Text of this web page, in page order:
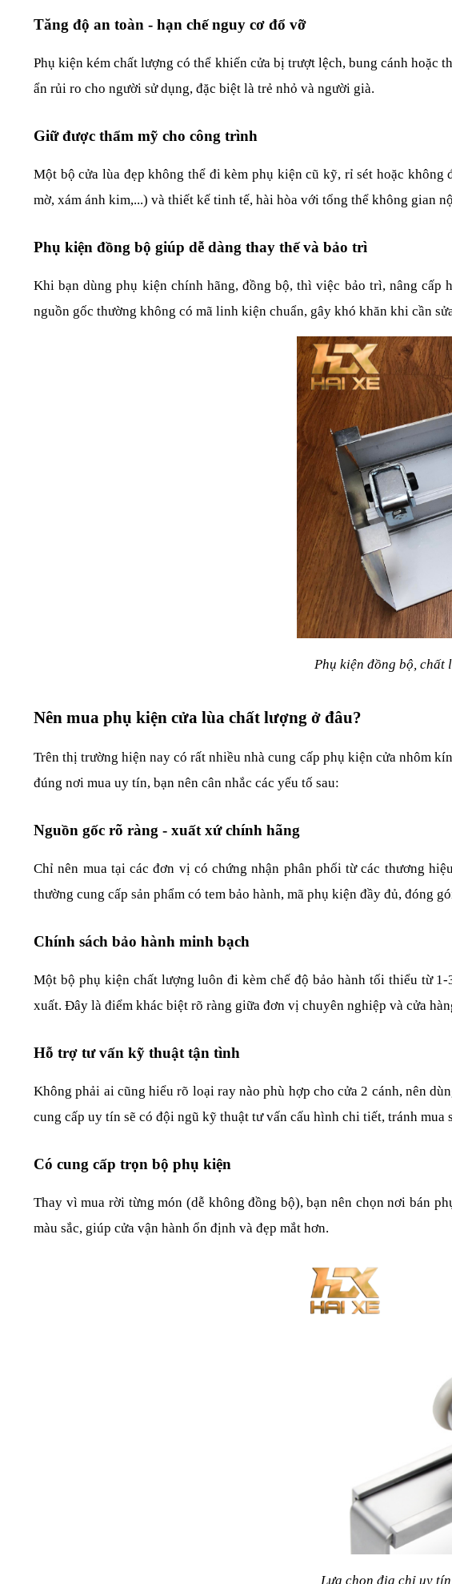
Tăng độ an toàn - hạn chế nguy cơ đổ vỡ
Phụ kiện kém chất lượng có thể khiến cửa bị trượt lệch, bung cánh hoặc
ẩn rủi ro cho người sử dụng, đặc biệt là trẻ nhỏ và người già.
Giữ được thẩm mỹ cho công trình
Một bộ cửa lùa đẹp không thể đi kèm phụ kiện cũ kỹ, rỉ sét hoặc không
mờ, xám ánh kim,...) và thiết kế tinh tế, hài hòa với tổng thể không gian
Phụ kiện đồng bộ giúp dễ dàng thay thế và bảo trì
Khi bạn dùng phụ kiện chính hãng, đồng bộ, thì việc bảo trì, nâng
nguồn gốc thường không có mã linh kiện chuẩn, gây khó khăn khi cần
Phụ kiện đồng bộ, chất
Nên mua phụ kiện cửa lùa chất lượng ở đâu?
Trên thị trường hiện nay có rất nhiều nhà cung cấp phụ kiện cửa nhôm
đúng nơi mua uy tín, bạn nên cân nhắc các yếu tố sau:
Nguồn gốc rõ ràng - xuất xứ chính hãng
Chỉ nên mua tại các đơn vị có chứng nhận phân phối từ các thương
thường cung cấp sản phẩm có tem bảo hành, mã phụ kiện đầy đủ, đóng
Chính sách bảo hành minh bạch
Một bộ phụ kiện chất lượng luôn đi kèm chế độ bảo hành tối thiểu từ
xuất. Đây là điểm khác biệt rõ ràng giữa đơn vị chuyên nghiệp và cửa
Hỗ trợ tư vấn kỹ thuật tận tình
Không phải ai cũng hiểu rõ loại ray nào phù hợp cho cửa 2 cánh, nên
cung cấp uy tín sẽ có đội ngũ kỹ thuật tư vấn cấu hình chi tiết, tránh
Có cung cấp trọn bộ phụ kiện
Thay vì mua rời từng món (dễ không đồng bộ), bạn nên chọn nơi bán
màu sắc, giúp cửa vận hành ổn định và đẹp mắt hơn.
Lựa chọn địa chỉ uy